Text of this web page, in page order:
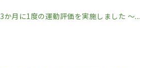
3か月に1度の運動評価を実施しました ～...